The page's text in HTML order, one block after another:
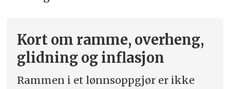
Kort om ramme, overheng,
glidning og inflasjon
Rammen i et lønnsoppgjør er ikke